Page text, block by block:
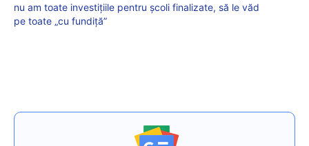
nu am toate investițiile pentru școli finalizate, să le văd
pe toate „cu fundiță”